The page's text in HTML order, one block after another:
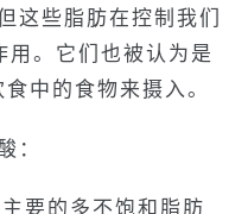
这些脂肪在控制我们
用。它们也被认为是
中的食物来摄入。
：
要的多不饱和脂肪